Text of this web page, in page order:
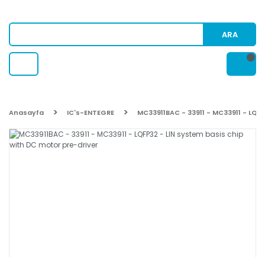
ARA
Anasayfa IC's-ENTEGRE MC33911BAC - 33911 - MC33911 -